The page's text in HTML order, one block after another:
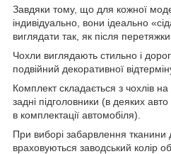
Завдяки тому, що для кожної
індивідуально, вони ідеально
виглядати так, як після перетяжки.
Чохли виглядають стильно і
подвійний декоративної
Комплект складається з чохлів
задні підголовники (в деяких
в комплектації автомобіля).
При виборі забарвлення тканини
враховуються заводський колір